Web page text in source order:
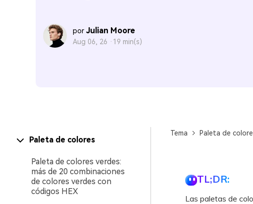
por Julian Moore
Aug 06, 26 · 19 min(s)
Paleta de colores
Paleta de colores verdes:
más de 20 combinaciones
de colores verdes con
códigos HEX
Tema Paleta de
TL;DR:
Las paletas de